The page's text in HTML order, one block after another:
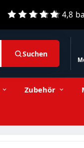
4,8
Suchen
Zubehör
−
Stückzahl +